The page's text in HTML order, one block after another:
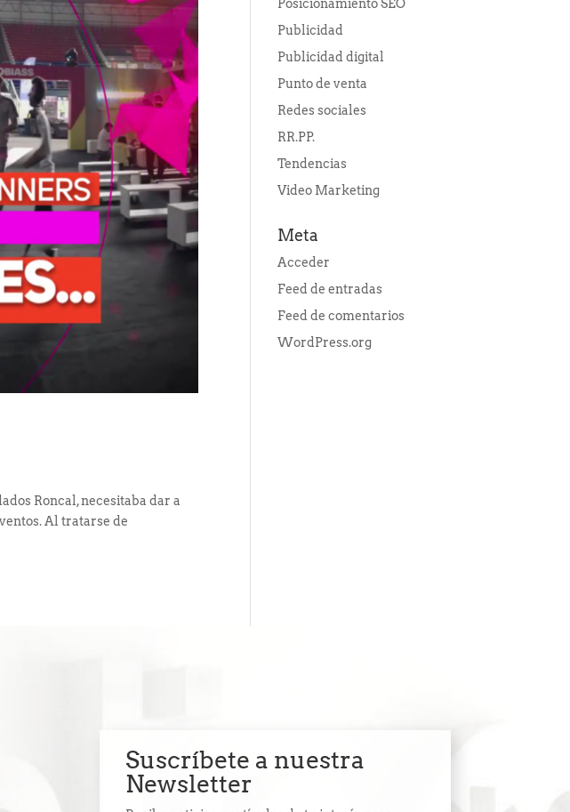
Roncal, necesitaba dar a
Al tratarse de
Posicionamiento SEO
Publicidad
Publicidad digital
Punto de venta
Redes sociales
RR.PP.
Tendencias
Video Marketing
Meta
Acceder
Feed de entradas
Feed de comentarios
WordPress.org
Suscríbete a nuestra
Newsletter